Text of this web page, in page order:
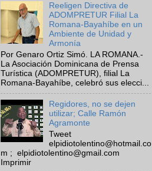
Reeligen Directiva de
ADOMPRETUR Filial La
Romana-Bayahíbe en un
Ambiente de Unidad y
Armonía
Por Genaro Ortiz Simó. LA ROMANA.-
La Asociación Dominicana de Prensa
Turística (ADOMPRETUR), filial La
Romana-Bayahíbe, celebró sus elecci...
Regidores, no se dejen
utilizar; Calle Ramón
Agramonte
Tweet
elpidiotolentino@hotmail.co
m ; elpidiotolentino@gmail.com
Imprimir